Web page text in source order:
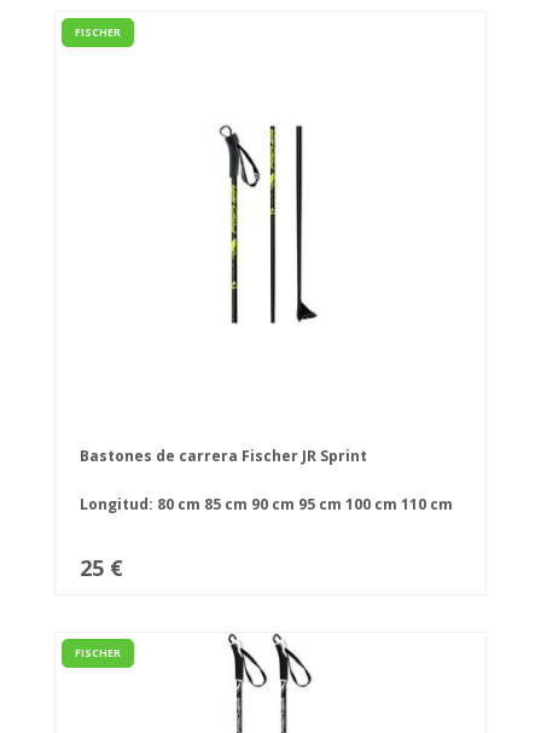
FISCHER
Bastones de carrera Fischer JR Sprint
Longitud: 80 cm 85 cm 90 cm 95 cm 100 cm 110 cm
25 €
FISCHER